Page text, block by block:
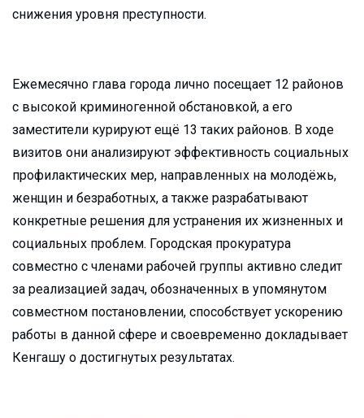
снижения уровня преступности.
Ежемесячно глава города лично посещает 12 районов
с высокой криминогенной обстановкой, а его
заместители курируют ещё 13 таких районов. В ходе
визитов они анализируют эффективность социальных
профилактических мер, направленных на молодёжь,
женщин и безработных, а также разрабатывают
конкретные решения для устранения их жизненных и
социальных проблем. Городская прокуратура
совместно с членами рабочей группы активно следит
за реализацией задач, обозначенных в упомянутом
совместном постановлении, способствует ускорению
работы в данной сфере и своевременно докладывает
Кенгашу о достигнутых результатах.